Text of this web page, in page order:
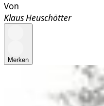
Von
Klaus Heuschötter
Merken